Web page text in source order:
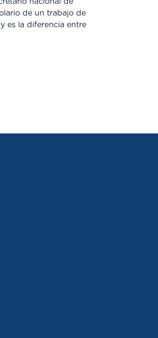
de un trabajo de
es la diferencia entre